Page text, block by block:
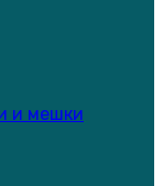
и мешки